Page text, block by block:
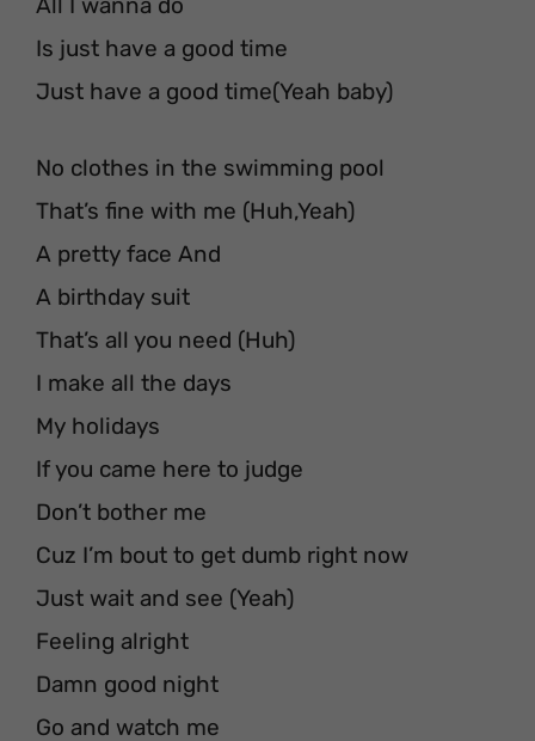
Is just have a good time
Just have a good time(Yeah baby)
No clothes in the swimming pool
That’s fine with me (Huh,Yeah)
A pretty face And
A birthday suit
That’s all you need (Huh)
I make all the days
My holidays
If you came here to judge
Don’t bother me
Cuz I’m bout to get dumb right now
Just wait and see (Yeah)
Feeling alright
Damn good night
Go and watch me